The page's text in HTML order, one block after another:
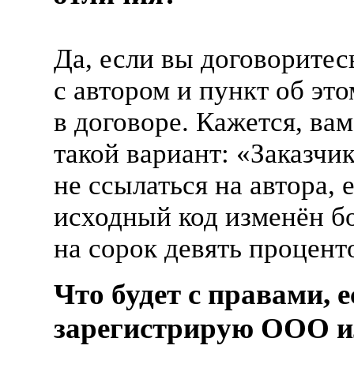
Да, если вы
с автором и пункт об
в договоре. Кажется,
такой вариант:
не ссылаться на автора,
исходный код изменён
на сорок девять
Что будет с правами,
зарегистрирую ООО